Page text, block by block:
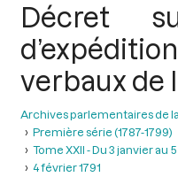
Décret
verbaux de
Archives parlementaires de
Première série (1787-1799)
Tome XXII - Du 3 janvier au
4 février 1791